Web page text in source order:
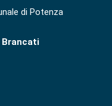
di Potenza
Brancati